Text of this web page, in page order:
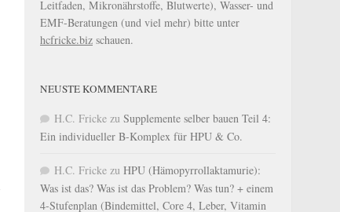
Leitfaden, Mikronährstoffe, Blutwerte), Wasser- und
EMF-Beratungen (und viel mehr) bitte unter
hcfricke.biz schauen.
NEUSTE KOMMENTARE
H.C. Fricke zu Supplemente selber bauen Teil 4:
Ein individueller B-Komplex für HPU & Co.
H.C. Fricke zu HPU (Hämopyrrollaktamurie):
Was ist das? Was ist das Problem? Was tun? + einem
4-Stufenplan (Bindemittel, Core 4, Leber, Vitamin